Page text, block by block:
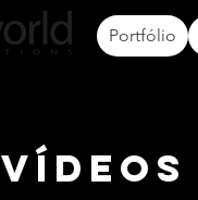
Portfólio